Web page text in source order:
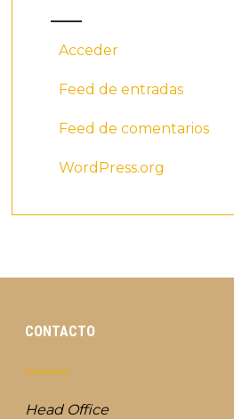
Acceder
Feed de entradas
Feed de comentarios
WordPress.org
CONTACTO
Head Office